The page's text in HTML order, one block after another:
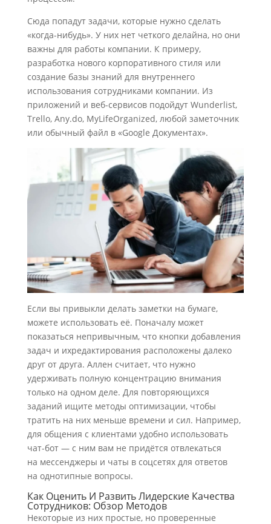
Сюда попадут задачи, которые нужно сделать
«когда-нибудь». У них нет четкого делайна, но они
важны для работы компании. К примеру,
разработка нового корпоративного стиля или
создание базы знаний для внутреннего
использования сотрудниками компании. Из
приложений и веб-сервисов подойдут Wunderlist,
Trello, Any.do, MyLifeOrganized, любой заметочник
или обычный файл в «Google Документах».
Если вы привыкли делать заметки на бумаге,
можете использовать её. Поначалу может
показаться непривычным, что кнопки добавления
задач и ихредактирования расположены далеко
друг от друга. Аллен считает, что нужно
удерживать полную концентрацию внимания
только на одном деле. Для повторяющихся
заданий ищите методы оптимизации, чтобы
тратить на них меньше времени и сил. Например,
для общения с клиентами удобно использовать
чат-бот — с ним вам не придётся отвлекаться
на мессенджеры и чаты в соцсетях для ответов
на однотипные вопросы.
Как Оценить И Развить Лидерские Качества
Сотрудников: Обзор Методов
Некоторые из них простые, но проверенные